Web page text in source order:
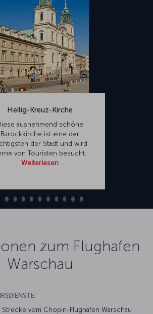
Heilig-Kreuz-Kirche
ausnehmend schöne
Barockkirche ist eine der
der Stadt und wird
von Touristen besucht.
Weiterlesen
zum Flughafen
Warschau
vom Chopin-Flughafen Warschau